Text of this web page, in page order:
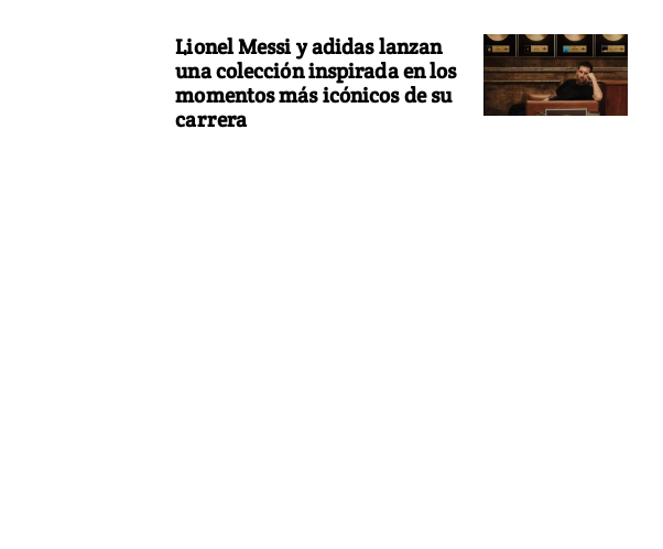
Lionel Messi y adidas lanzan
una colección inspirada en los
momentos más icónicos de su
carrera